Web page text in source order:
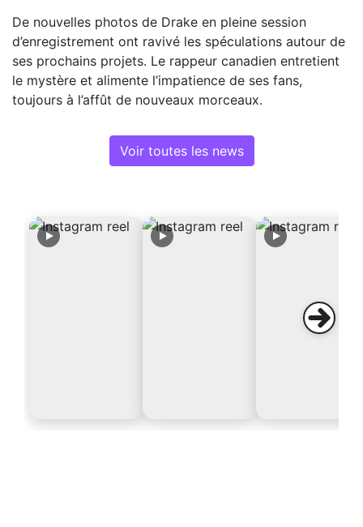
De nouvelles photos de Drake en pleine session
d’enregistrement ont ravivé les spéculations autour de
ses prochains projets. Le rappeur canadien entretient
le mystère et alimente l’impatience de ses fans,
toujours à l’affût de nouveaux morceaux.
Voir toutes les news